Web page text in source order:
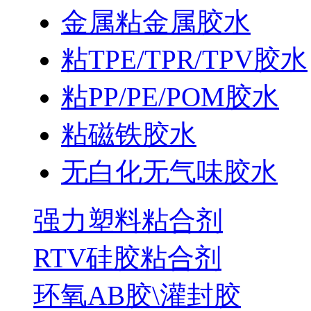
金属粘金属胶水
粘TPE/TPR/TPV胶水
粘PP/PE/POM胶水
粘磁铁胶水
无白化无气味胶水
强力塑料粘合剂
RTV硅胶粘合剂
环氧AB胶\灌封胶